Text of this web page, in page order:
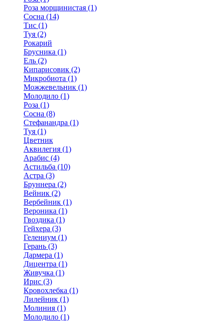
Роза морщинистая (1)
Сосна (14)
Тис (1)
Туя (2)
Рокарий
Брусника (1)
Ель (2)
Кипарисовик (2)
Микробиота (1)
Можжевельник (1)
Молодило (1)
Роза (1)
Сосна (8)
Стефанандра (1)
Туя (1)
Цветник
Аквилегия (1)
Арабис (4)
Астильба (10)
Астра (3)
Бруннера (2)
Вейник (2)
Вербейник (1)
Вероника (1)
Гвоздика (1)
Гейхера (3)
Гелениум (1)
Герань (3)
Дармера (1)
Дицентра (1)
Живучка (1)
Ирис (3)
Кровохлебка (1)
Лилейник (1)
Молиния (1)
Молодило (1)